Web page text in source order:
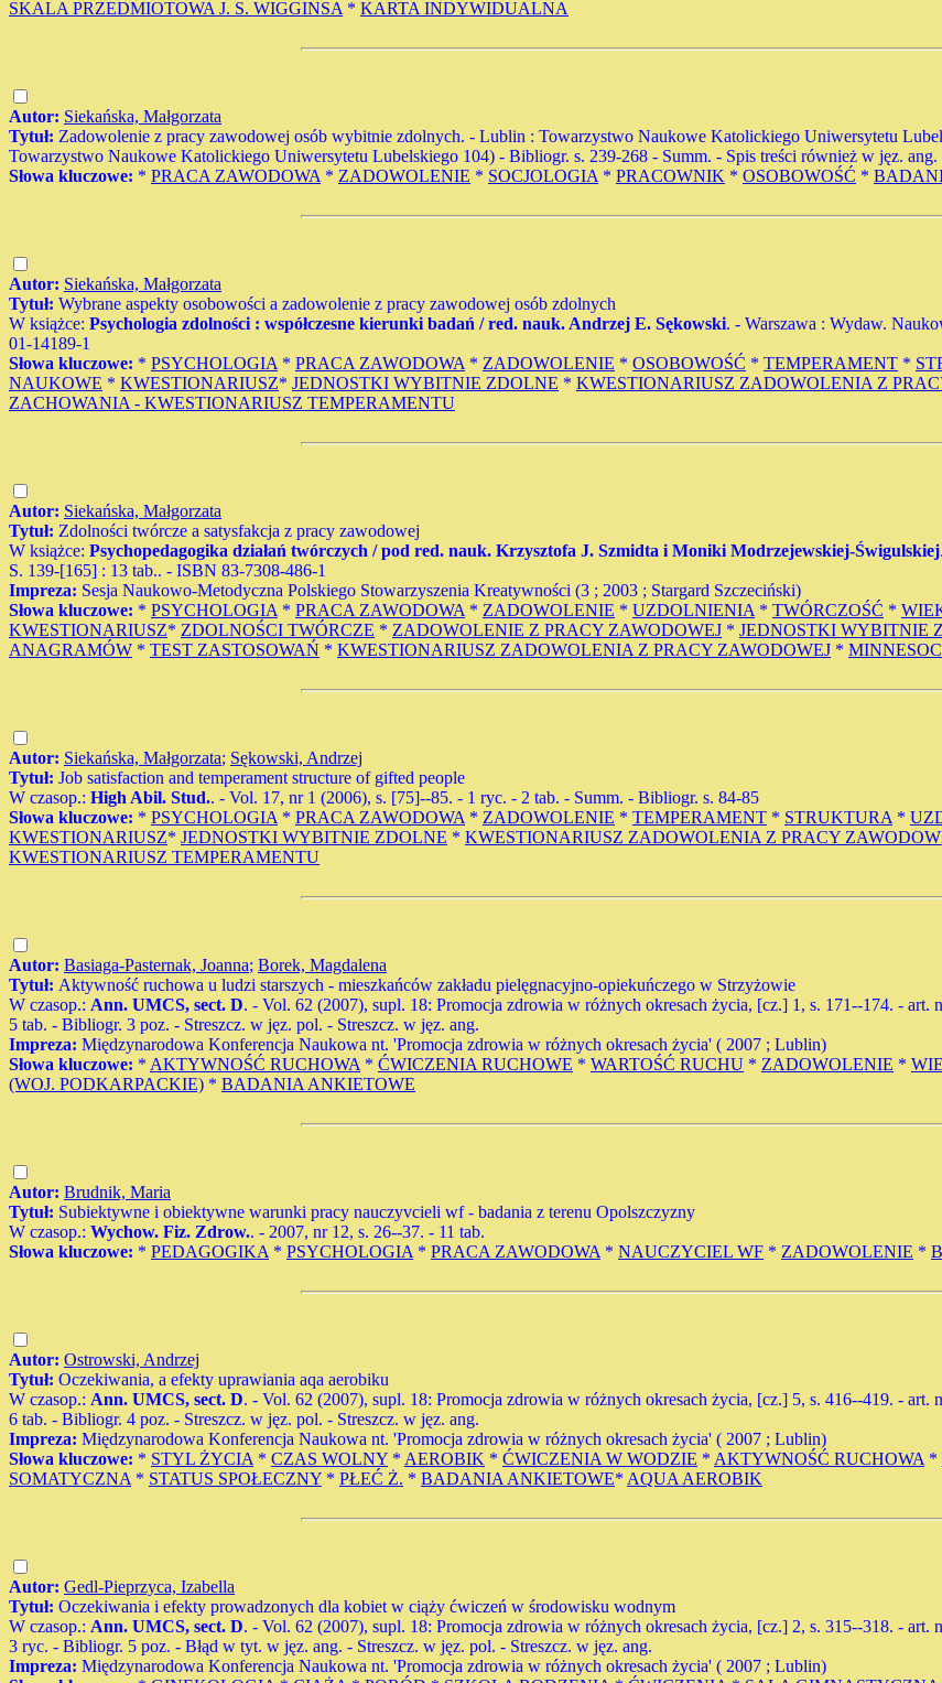
SKALA PRZEDMIOTOWA J. S. WIGGINSA * KARTA INDYWIDUALNA
Autor: Siekańska, Małgorzata
Tytuł: Zadowolenie z pracy zawodowej osób wybitnie zdolnych. - Lublin : Towarzystwo Naukowe Katolickiego Uniwersytetu
Towarzystwo Naukowe Katolickiego Uniwersytetu Lubelskiego 104) - Bibliogr. s. 239-268 - Summ. - Spis treści również w jęz.
Słowa kluczowe: * PRACA ZAWODOWA * ZADOWOLENIE * SOCJOLOGIA * PRACOWNIK * OSOBOWOŚĆ *
Autor: Siekańska, Małgorzata
Tytuł: Wybrane aspekty osobowości a zadowolenie z pracy zawodowej osób zdolnych
W książce: Psychologia zdolności : współczesne kierunki badań / red. nauk. Andrzej E. Sękowski. - Warszawa : Wydaw.
01-14189-1
Słowa kluczowe: * PSYCHOLOGIA * PRACA ZAWODOWA * ZADOWOLENIE * OSOBOWOŚĆ * TEMPERAMENT *
NAUKOWE * KWESTIONARIUSZ* JEDNOSTKI WYBITNIE ZDOLNE * KWESTIONARIUSZ ZADOWOLENIA Z
ZACHOWANIA - KWESTIONARIUSZ TEMPERAMENTU
Autor: Siekańska, Małgorzata
Tytuł: Zdolności twórcze a satysfakcja z pracy zawodowej
W książce: Psychopedagogika działań twórczych / pod red. nauk. Krzysztofa J. Szmidta i Moniki Modrzejewskiej-Świgulskiej
S. 139-[165] : 13 tab.. - ISBN 83-7308-486-1
Impreza: Sesja Naukowo-Metodyczna Polskiego Stowarzyszenia Kreatywności (3 ; 2003 ; Stargard Szczeciński)
Słowa kluczowe: * PSYCHOLOGIA * PRACA ZAWODOWA * ZADOWOLENIE * UZDOLNIENIA * TWÓRCZOŚĆ *
KWESTIONARIUSZ* ZDOLNOŚCI TWÓRCZE * ZADOWOLENIE Z PRACY ZAWODOWEJ * JEDNOSTKI WYBITNIE
ANAGRAMÓW * TEST ZASTOSOWAŃ * KWESTIONARIUSZ ZADOWOLENIA Z PRACY ZAWODOWEJ *
Autor: Siekańska, Małgorzata; Sękowski, Andrzej
Tytuł: Job satisfaction and temperament structure of gifted people
W czasop.: High Abil. Stud.. - Vol. 17, nr 1 (2006), s. [75]--85. - 1 ryc. - 2 tab. - Summ. - Bibliogr. s. 84-85
Słowa kluczowe: * PSYCHOLOGIA * PRACA ZAWODOWA * ZADOWOLENIE * TEMPERAMENT * STRUKTURA *
KWESTIONARIUSZ* JEDNOSTKI WYBITNIE ZDOLNE * KWESTIONARIUSZ ZADOWOLENIA Z PRACY
KWESTIONARIUSZ TEMPERAMENTU
Autor: Basiaga-Pasternak, Joanna; Borek, Magdalena
Tytuł: Aktywność ruchowa u ludzi starszych - mieszkańców zakładu pielęgnacyjno-opiekuńczego w Strzyżowie
W czasop.: Ann. UMCS, sect. D. - Vol. 62 (2007), supl. 18: Promocja zdrowia w różnych okresach życia, [cz.] 1, s. 171--174. - art.
5 tab. - Bibliogr. 3 poz. - Streszcz. w jęz. pol. - Streszcz. w jęz. ang.
Impreza: Międzynarodowa Konferencja Naukowa nt. 'Promocja zdrowia w różnych okresach życia' ( 2007 ; Lublin)
Słowa kluczowe: * AKTYWNOŚĆ RUCHOWA * ĆWICZENIA RUCHOWE * WARTOŚĆ RUCHU * ZADOWOLENIE *
(WOJ. PODKARPACKIE) * BADANIA ANKIETOWE
Autor: Brudnik, Maria
Tytuł: Subiektywne i obiektywne warunki pracy nauczyvcieli wf - badania z terenu Opolszczyzny
W czasop.: Wychow. Fiz. Zdrow.. - 2007, nr 12, s. 26--37. - 11 tab.
Słowa kluczowe: * PEDAGOGIKA * PSYCHOLOGIA * PRACA ZAWODOWA * NAUCZYCIEL WF * ZADOWOLENIE *
Autor: Ostrowski, Andrzej
Tytuł: Oczekiwania, a efekty uprawiania aqa aerobiku
W czasop.: Ann. UMCS, sect. D. - Vol. 62 (2007), supl. 18: Promocja zdrowia w różnych okresach życia, [cz.] 5, s. 416--419. - art.
6 tab. - Bibliogr. 4 poz. - Streszcz. w jęz. pol. - Streszcz. w jęz. ang.
Impreza: Międzynarodowa Konferencja Naukowa nt. 'Promocja zdrowia w różnych okresach życia' ( 2007 ; Lublin)
Słowa kluczowe: * STYL ŻYCIA * CZAS WOLNY * AEROBIK * ĆWICZENIA W WODZIE * AKTYWNOŚĆ RUCHOWA *
SOMATYCZNA * STATUS SPOŁECZNY * PŁEĆ Ż. * BADANIA ANKIETOWE* AQUA AEROBIK
Autor: Gedl-Pieprzyca, Izabella
Tytuł: Oczekiwania i efekty prowadzonych dla kobiet w ciąży ćwiczeń w środowisku wodnym
W czasop.: Ann. UMCS, sect. D. - Vol. 62 (2007), supl. 18: Promocja zdrowia w różnych okresach życia, [cz.] 2, s. 315--318. - art.
3 ryc. - Bibliogr. 5 poz. - Błąd w tyt. w jęz. ang. - Streszcz. w jęz. pol. - Streszcz. w jęz. ang.
Impreza: Międzynarodowa Konferencja Naukowa nt. 'Promocja zdrowia w różnych okresach życia' ( 2007 ; Lublin)